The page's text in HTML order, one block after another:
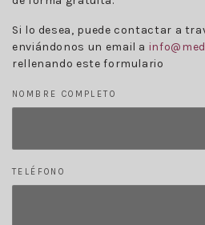
Si lo desea, puede contactar a
enviándonos un email a
rellenando este formulario
NOMBRE COMPLETO
TELÉFONO